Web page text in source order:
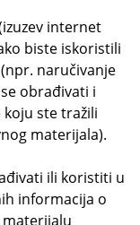
internet
biste iskoristili
naručivanje
obrađivati i
ste tražili
materijala).
ili koristiti u
informacija o